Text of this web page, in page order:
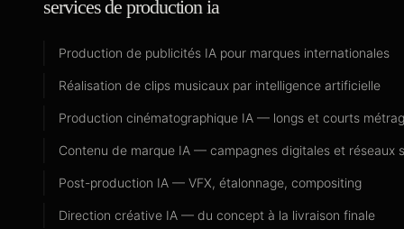
services de production ia
Production de publicités IA pour marques internationales
Réalisation de clips musicaux par intelligence artificielle
Production cinématographique IA — longs et courts
Contenu de marque IA — campagnes digitales et réseaux
Post-production IA — VFX, étalonnage, compositing
Direction créative IA — du concept à la livraison finale